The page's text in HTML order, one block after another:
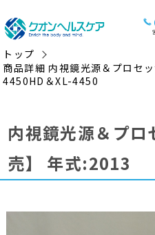
トップ
商品詳細 内視鏡光源＆プロセ
4450HD＆XL-4450
内視鏡光源＆プロ
売】
年式:2013